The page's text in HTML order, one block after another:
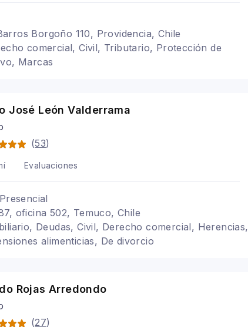
Borgoño 110, Providencia, Chile
comercial, Civil, Tributario, Protección de
Marcas
José León Valderrama
(53)
Evaluaciones
oficina 502, Temuco, Chile
Deudas, Civil, Derecho comercial, Herencias,
alimenticias, De divorcio
Rojas Arredondo
(27)